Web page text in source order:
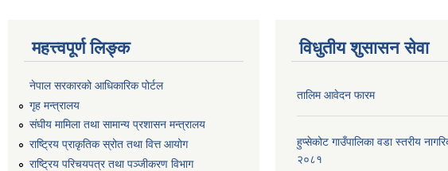
महत्त्वपूर्ण लिङ्क
नेपाल सरकारको आधिकारिक पोर्टल
गृह मन्त्रालय
संघीय मामिला तथा सामान्य प्रशासन मन्त्रालय
राष्ट्रिय प्राकृतिक स्रोत तथा वित्त आयोग
राष्ट्रिय परिचयपत्र तथा पञ्जीकरण विभाग
विधुतीय शुसासन सेवा
तालिम आवेदन फारम
हुप्सेकोट गाउँपालिका वडा स्तरीय
२०८१